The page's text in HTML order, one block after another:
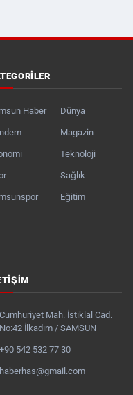
Haber Dünya
Magazin
Teknoloji
Sağlık
Eğitim
Cumhuriyet Mah. İstiklal Cad.
No:42 İlkadım / SAMSUN
+90 542 532 77 30
haberhas@gmail.com